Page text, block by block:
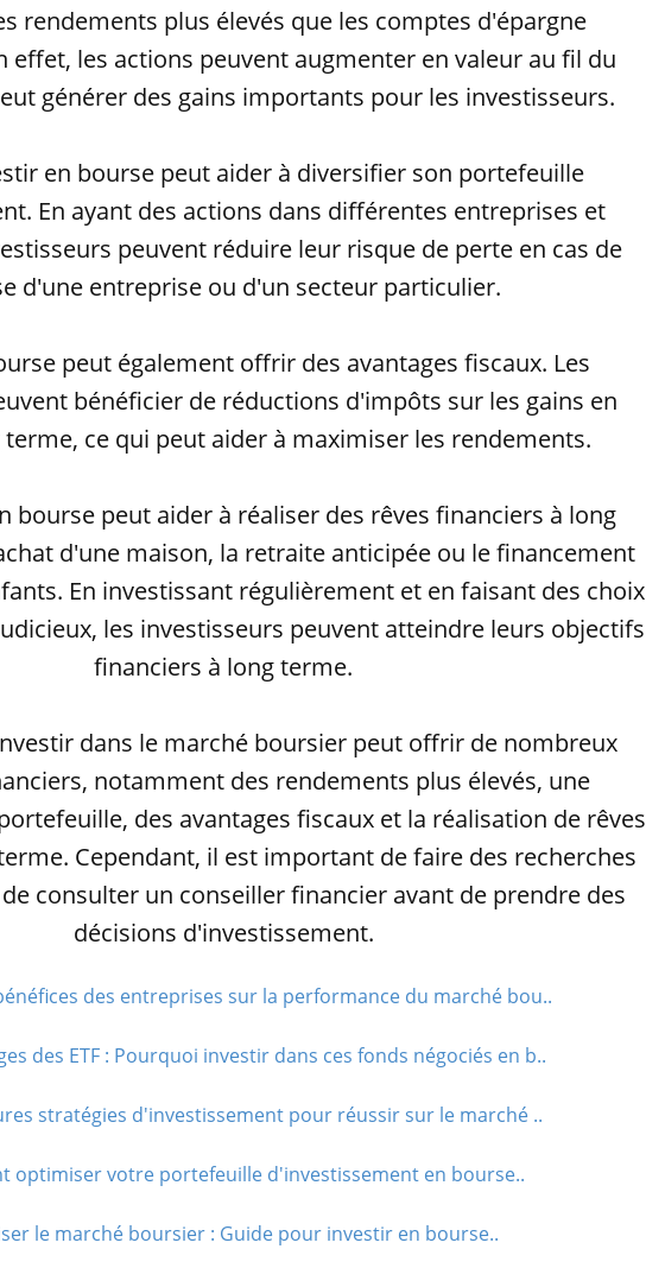
rendements plus élevés que les comptes d'épargne
effet, les actions peuvent augmenter en valeur au fil du
générer des gains importants pour les investisseurs.
en bourse peut aider à diversifier son portefeuille
En ayant des actions dans différentes entreprises et
peuvent réduire leur risque de perte en cas de
d'une entreprise ou d'un secteur particulier.
peut également offrir des avantages fiscaux. Les
bénéficier de réductions d'impôts sur les gains en
ce qui peut aider à maximiser les rendements.
bourse peut aider à réaliser des rêves financiers à long
d'une maison, la retraite anticipée ou le financement
En investissant régulièrement et en faisant des choix
les investisseurs peuvent atteindre leurs objectifs
financiers à long terme.
dans le marché boursier peut offrir de nombreux
notamment des rendements plus élevés, une
des avantages fiscaux et la réalisation de rêves
Cependant, il est important de faire des recherches
consulter un conseiller financier avant de prendre des
décisions d'investissement.
des entreprises sur la performance du marché bou..
des ETF : Pourquoi investir dans ces fonds négociés en b..
stratégies d'investissement pour réussir sur le marché ..
optimiser votre portefeuille d'investissement en bourse..
le marché boursier : Guide pour investir en bourse..